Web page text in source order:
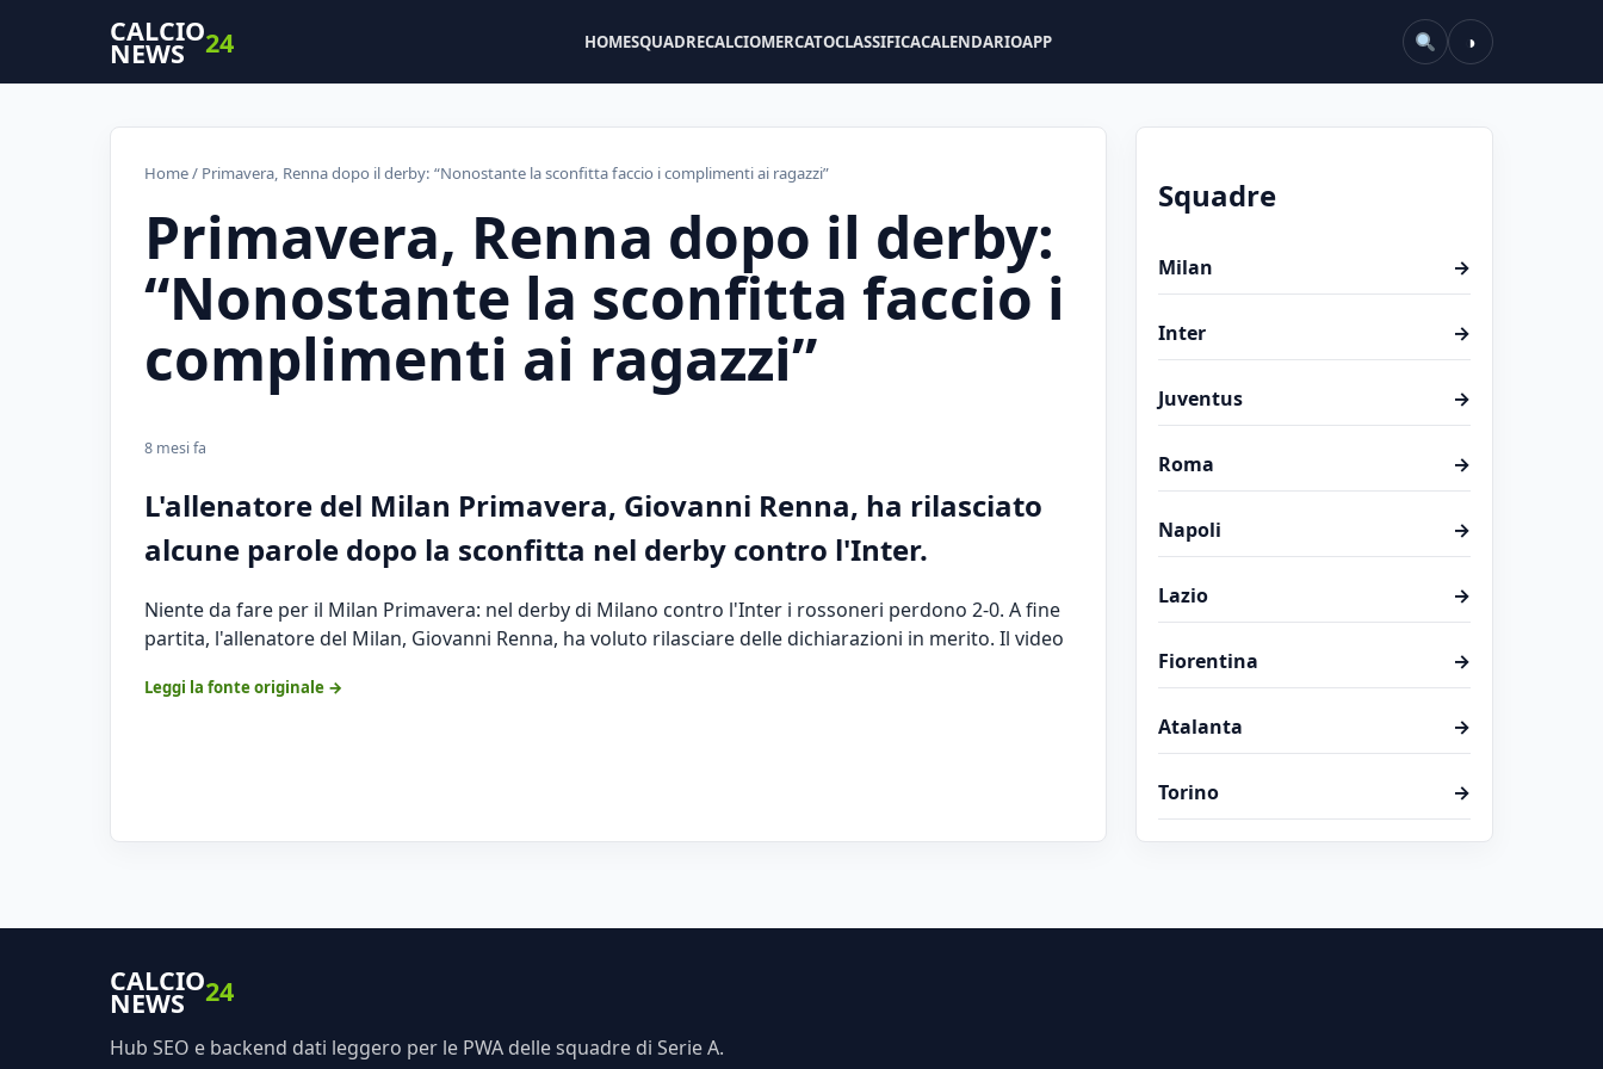
CALCIO
NEWS 24 HOMESQUADRECALCIOMERCATOCLASSIFICACALENDARIOAPP ◑
Home/ Primavera, Renna dopo il derby: “Nonostante la sconfitta faccio i complimenti ai ragazzi”
Primavera, Renna dopo il derby:
“Nonostante la sconfitta faccio i
complimenti ai ragazzi”
8 mesi fa
L'allenatore del Milan Primavera, Giovanni Renna, ha rilasciato
alcune parole dopo la sconfitta nel derby contro l'Inter.
Niente da fare per il Milan Primavera: nel derby di Milano contro l'Inter i rossoneri perdono 2-0. A fine
partita, l'allenatore del Milan, Giovanni Renna, ha voluto rilasciare delle dichiarazioni in merito. Il video
Leggi la fonte originale →
Squadre
Milan →
Inter →
Juventus →
Roma →
Napoli →
Lazio →
Fiorentina →
Atalanta →
Torino →
CALCIO
NEWS 24
Hub SEO e backend dati leggero per le PWA delle squadre di Serie A.